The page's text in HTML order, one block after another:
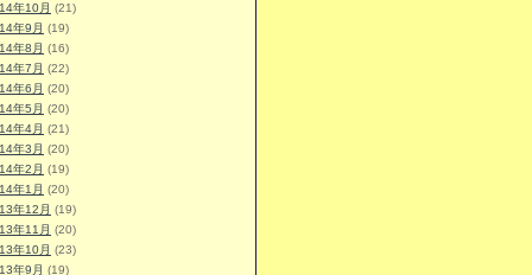
年10月 (21)
年9月 (19)
年8月 (16)
年7月 (22)
年6月 (20)
年5月 (20)
年4月 (21)
年3月 (20)
年2月 (19)
年1月 (20)
年12月 (19)
年11月 (20)
年10月 (23)
年9月 (19)